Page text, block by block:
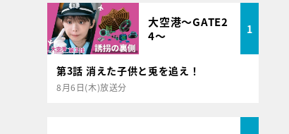
大空港～GATE2
4～
1
第3話 消えた子供と兎を追え！
8月6日(木)放送分